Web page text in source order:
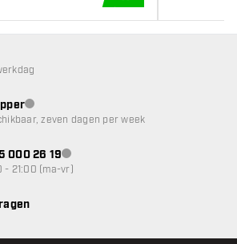
klantenservice niet beschikbaar
zeven dagen per week
000 26 19klantenservice niet beschikbaar
21:00 (ma-vr)